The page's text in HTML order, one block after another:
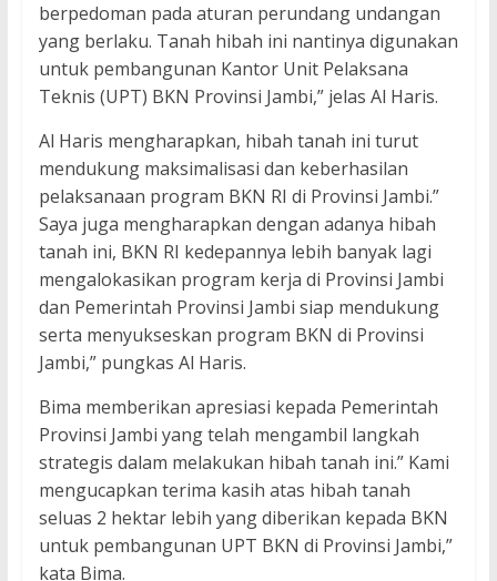
berpedoman pada aturan perundang undangan
yang berlaku. Tanah hibah ini nantinya digunakan
untuk pembangunan Kantor Unit Pelaksana
Teknis (UPT) BKN Provinsi Jambi,” jelas Al Haris.
Al Haris mengharapkan, hibah tanah ini turut
mendukung maksimalisasi dan keberhasilan
pelaksanaan program BKN RI di Provinsi Jambi.”
Saya juga mengharapkan dengan adanya hibah
tanah ini, BKN RI kedepannya lebih banyak lagi
mengalokasikan program kerja di Provinsi Jambi
dan Pemerintah Provinsi Jambi siap mendukung
serta menyukseskan program BKN di Provinsi
Jambi,” pungkas Al Haris.
Bima memberikan apresiasi kepada Pemerintah
Provinsi Jambi yang telah mengambil langkah
strategis dalam melakukan hibah tanah ini.” Kami
mengucapkan terima kasih atas hibah tanah
seluas 2 hektar lebih yang diberikan kepada BKN
untuk pembangunan UPT BKN di Provinsi Jambi,”
kata Bima.